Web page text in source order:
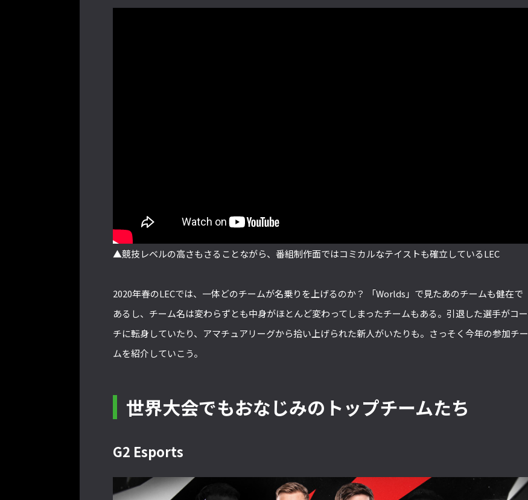
▲競技レベルの高さもさることながら、番組制作面ではコミカルなテイストも確立しているLEC
2020年春のLECでは、一体どのチームが名乗りを上げるのか？ 「Worlds」で見たあのチームも健在で
あるし、チーム名は変わらずとも中身がほとんど変わってしまったチームもある。引退した選手がコー
チに転身していたり、アマチュアリーグから拾い上げられた新人がいたりも。さっそく今年の参加チー
ムを紹介していこう。
世界大会でもおなじみのトップチームたち
G2 Esports